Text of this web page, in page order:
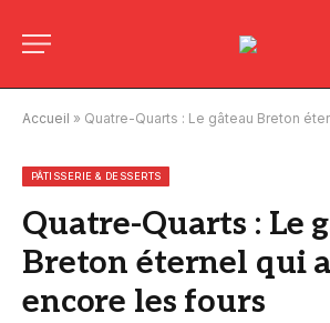
Accueil » Quatre-Quarts : Le gâteau Breton éternel
PÂTISSERIE & DESSERTS
Quatre-Quarts : Le
Breton éternel qui
encore les fours